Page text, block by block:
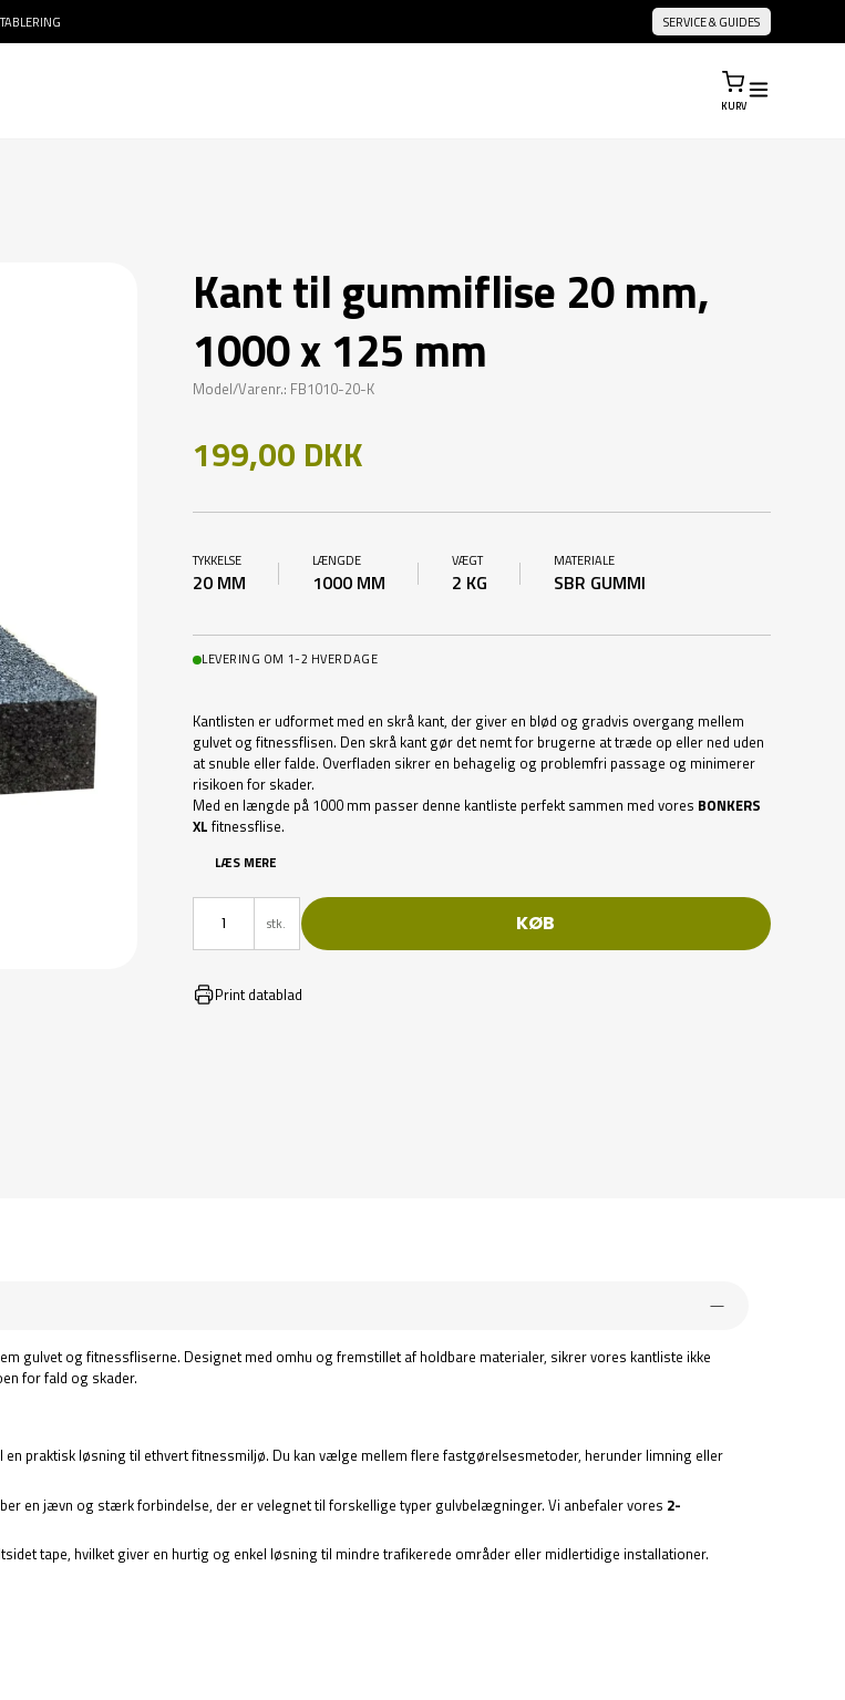
SERVICE & GUIDES
KURV
Kant til gummiflise 20 mm,
1000 x 125 mm
Model/Varenr.: FB1010-20-K
199,00 DKK
TYKKELSE
20 MM
LÆNGDE
1000 MM
VÆGT
2 KG
MATERIALE
SBR GUMMI
LEVERING OM 1-2 HVERDAGE
Kantlisten er udformet med en skrå kant, der giver en blød og gradvis overgang mellem
gulvet og fitnessflisen. Den skrå kant gør det nemt for brugerne at træde op eller ned uden
at snuble eller falde. Overfladen sikrer en behagelig og problemfri passage og minimerer
risikoen for skader.
Med en længde på 1000 mm passer denne kantliste perfekt sammen med vores BONKERS
XL fitnessflise.
LÆS MERE
stk. KØB
Print datablad
gulvet og fitnessfliserne. Designet med omhu og fremstillet af holdbare materialer, sikrer vores kantliste ikke
for fald og skader.
praktisk løsning til ethvert fitnessmiljø. Du kan vælge mellem flere fastgørelsesmetoder, herunder limning eller
en jævn og stærk forbindelse, der er velegnet til forskellige typer gulvbelægninger. Vi anbefaler vores 2-
tape, hvilket giver en hurtig og enkel løsning til mindre trafikerede områder eller midlertidige installationer.